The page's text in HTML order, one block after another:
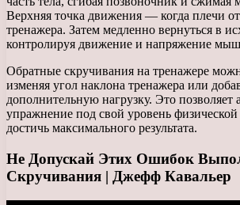
Верхняя точка движения — когда плечи
тренажера. Затем медленно вернуться в
контролируя движение и напряжение
Обратные скручивания на тренажере
изменяя угол наклона тренажера или
дополнительную нагрузку. Это позволяет
упражнение под свой уровень
достичь максимального результата.
Не Допускай Этих Ошибок
Скручивания | Джефф Кавальер